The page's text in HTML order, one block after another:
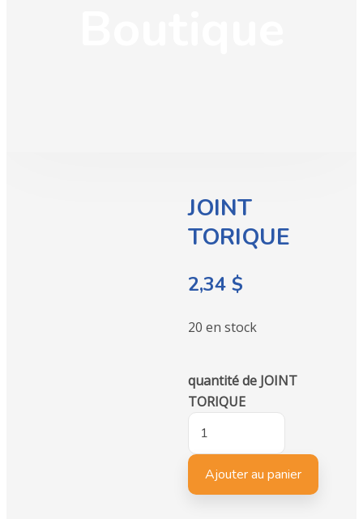
JOINT
TORIQUE
2,34$
20 en stock
quantité de JOINT
TORIQUE
Ajouter au panier